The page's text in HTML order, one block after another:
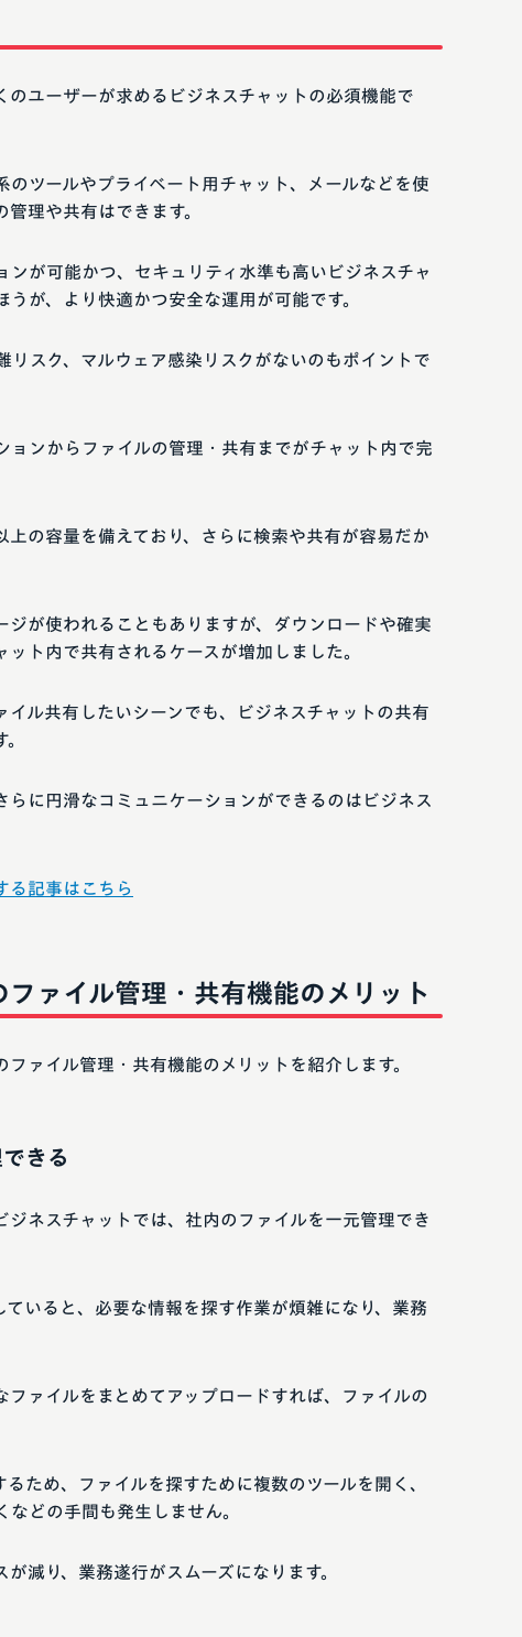
のユーザーが求めるビジネスチャットの必須機能で
のツールやプライベート用チャット、メールなどを使
理や共有はできます。
ンが可能かつ、セキュリティ水準も高いビジネスチャ
が、より快適かつ安全な運用が可能です。
リスク、マルウェア感染リスクがないのもポイントで
ョンからファイルの管理・共有までがチャット内で完
上の容量を備えており、さらに検索や共有が容易だか
ジが使われることもありますが、ダウンロードや確実
ト内で共有されるケースが増加しました。
イル共有したいシーンでも、ビジネスチャットの共有
らに円滑なコミュニケーションができるのはビジネス
る記事はこちら
ファイル管理・共有機能のメリット
ァイル管理・共有機能のメリットを紹介します。
きる
ジネスチャットでは、社内のファイルを一元管理でき
いると、必要な情報を探す作業が煩雑になり、業務
ファイルをまとめてアップロードすれば、ファイルの
ため、ファイルを探すために複数のツールを開く、
どの手間も発生しません。
減り、業務遂行がスムーズになります。